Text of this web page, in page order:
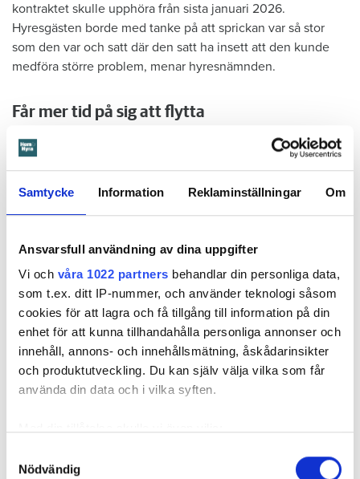
Samtycke Information Reklaminställningar Om
Ansvarsfull användning av dina uppgifter
Vi och våra 1022 partners behandlar din personliga data,
som t.ex. ditt IP-nummer, och använder teknologi såsom
cookies för att lagra och få tillgång till information på din
enhet för att kunna tillhandahålla personliga annonser och
innehåll, annons- och innehållsmätning, åskådarinsikter
och produktutveckling. Du kan själv välja vilka som får
använda din data och i vilka syften.
som kan ha en noggrannhet på upp till flera meter
Nödvändig
kontraktet skulle upphöra från sista januari 2026.
Hyresgästen borde med tanke på att sprickan var så stor
som den var och satt där den satt ha insett att den kunde
medföra större problem, menar hyresnämnden.
Får mer tid på sig att flytta
Beslutet överklagades till
som nu har kommit
med ett beslut. Den enda ändringen är att hyresgästen får
domen sagt sig villig att gå med på. Innan 2 november i år
ska hyresgästen ha flyttat ut.
Svea hovrätts beslut kan inte överklagas.
Läs också
Fakta:Värden måste få veta om skador – så säger lagen